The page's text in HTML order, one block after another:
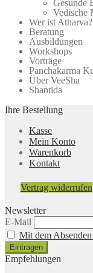
Gesunde
Vedische
Wer ist Atharva?
Beratung
Ausbildungen
Workshops
Vorträge
Panchakarma
Über VeeSha
Shantida
Ihre Bestellung
Kasse
Mein Konto
Warenkorb
Kontakt
Vertrag widerrufen
Newsletter
E-Mail
Mit dem
Empfehlungen